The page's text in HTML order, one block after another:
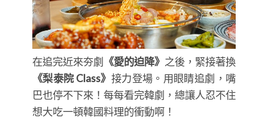
在追完近來夯劇 《愛的迫降》 之後，緊接著換
《梨泰院 Class》 接力登場。用眼睛追劇，嘴
巴也停不下來！每每看完韓劇，總讓人忍不住
想大吃一頓韓國料理的衝動啊！